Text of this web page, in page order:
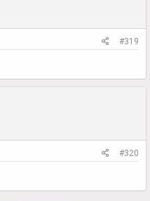
#319
#320